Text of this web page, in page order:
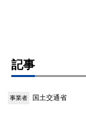
記事
事業者 国土交通省